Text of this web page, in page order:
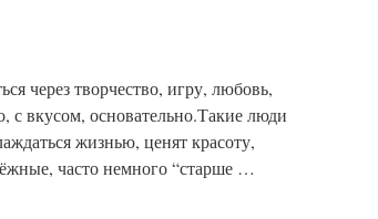
м
доме
через творчество, игру, любовь,
с вкусом, основательно.Такие люди
жизнью, ценят красоту,
часто немного “старше …